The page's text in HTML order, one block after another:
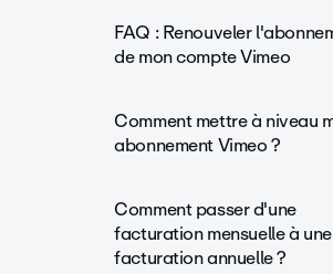
FAQ : Renouveler
de mon compte Vimeo
Comment mettre à niveau
abonnement Vimeo ?
Comment passer d'une
facturation mensuelle à une
facturation annuelle ?